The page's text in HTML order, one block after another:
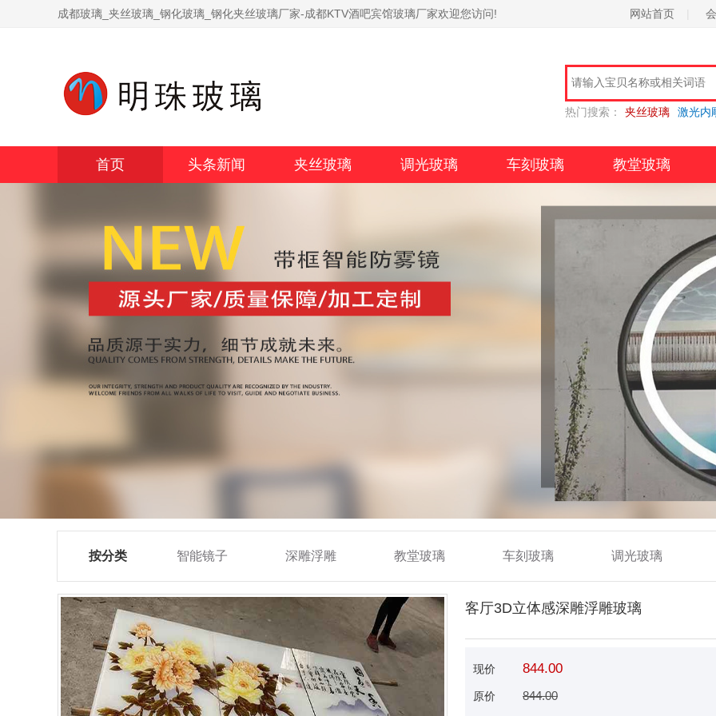
成都玻璃_夹丝玻璃_钢化玻璃_钢化夹丝玻璃厂家-成都KTV酒吧宾馆玻璃厂家欢迎您访问! 网站首页
热门搜索： 夹丝玻璃 激光内
首页 头条新闻 夹丝玻璃 调光玻璃 车刻玻璃 教堂玻璃
按分类 智能镜子 深雕浮雕 教堂玻璃 车刻玻璃 调光玻璃
客厅3D立体感深雕浮雕玻璃
现价 844.00
原价 844.00